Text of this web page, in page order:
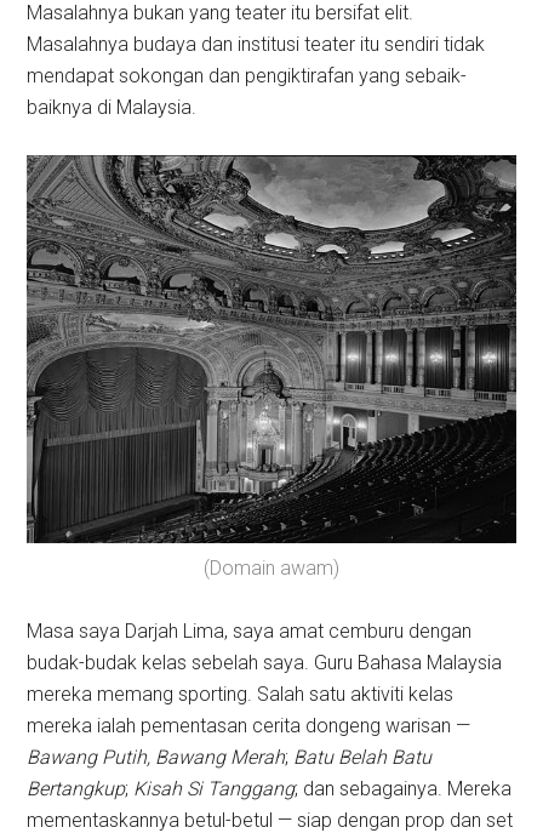
Masalahnya bukan yang teater itu bersifat elit.
Masalahnya budaya dan institusi teater itu sendiri tidak
mendapat sokongan dan pengiktirafan yang sebaik-
baiknya di Malaysia.
(Domain awam)
Masa saya Darjah Lima, saya amat cemburu dengan
budak-budak kelas sebelah saya. Guru Bahasa Malaysia
mereka memang sporting. Salah satu aktiviti kelas
mereka ialah pementasan cerita dongeng warisan —
Bawang Putih, Bawang Merah; Batu Belah Batu
Bertangkup; Kisah Si Tanggang; dan sebagainya. Mereka
mementaskannya betul-betul — siap dengan prop dan set